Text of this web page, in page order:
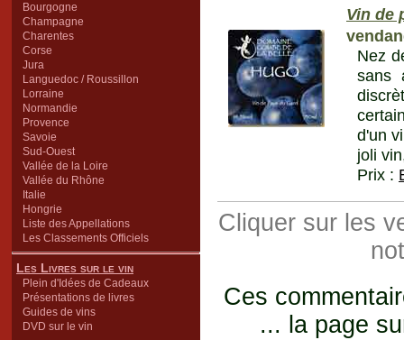
Bourgogne
Champagne
Charentes
Corse
Jura
Languedoc / Roussillon
Lorraine
Normandie
Provence
Savoie
Sud-Ouest
Vallée de la Loire
Vallée du Rhône
Italie
Hongrie
Liste des Appellations
Les Classements Officiels
Les Livres sur le vin
Plein d'Idées de Cadeaux
Présentations de livres
Guides de vins
DVD sur le vin
Vin de
Nez
sans
d'un
joli
Prix :
Cliquer sur les
Ces
... la page